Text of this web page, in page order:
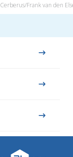
Cerberus/Frank van den